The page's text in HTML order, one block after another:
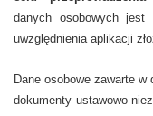
danych osobowych jest
uwzględnienia aplikacji
Dane osobowe zawarte
dokumenty ustawowo